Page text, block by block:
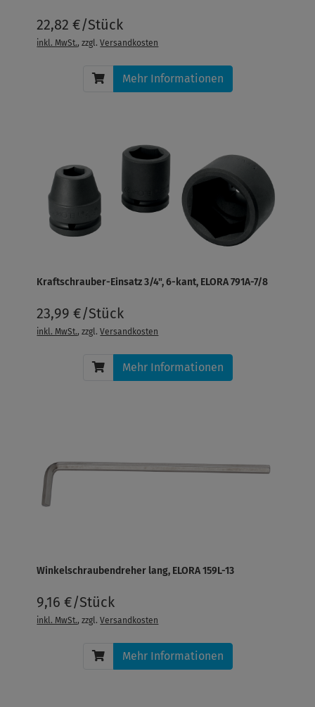
22,82 €/Stück
inkl. MwSt., zzgl.Versandkosten
Mehr Informationen
Kraftschrauber-Einsatz 3/4", 6-kant, ELORA 791A-7/8
23,99 €/Stück
inkl. MwSt., zzgl.Versandkosten
Mehr Informationen
Winkelschraubendreher lang, ELORA 159L-13
9,16 €/Stück
inkl. MwSt., zzgl.Versandkosten
Mehr Informationen